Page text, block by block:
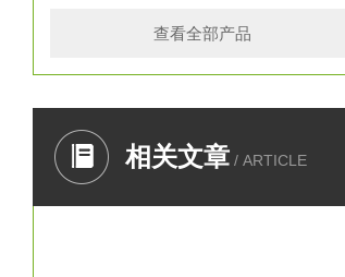
查看全部产品
相关文章 / ARTICLE